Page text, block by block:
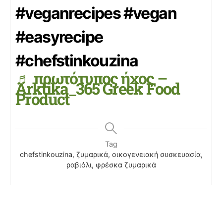
#veganrecipes#vegan
#easyrecipe
#chefstinkouzina
♬ πρωτότυπος ήχος –
Arktika_365 Greek Food
Product
Tag
chefstinkouzina, ζυμαρικά, οικογενειακή συσκευασία,
ραβιόλι, φρέσκα ζυμαρικά